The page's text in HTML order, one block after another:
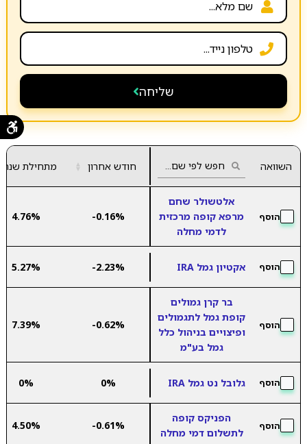
שליחה
השוואה חודש אחרון ▲
▼ מתחילת שנה
הוסף
אלטשולר שחם
מרפא קופה מרכזית
לדמי מחלה
-0.16%
4.76%
הוסף אקטיון גמל IRA -2.23%
5.27%
הוסף
בר קרן גמולים
קופת גמל לתגמולים
ופיצויים בניהול כלל
גמל בע"מ
-0.62%
7.39%
הוסף גלובל נט גמל IRA 0%
0%
הוסף
הפניקס קופה
לתשלום דמי מחלה
-0.61%
4.50%